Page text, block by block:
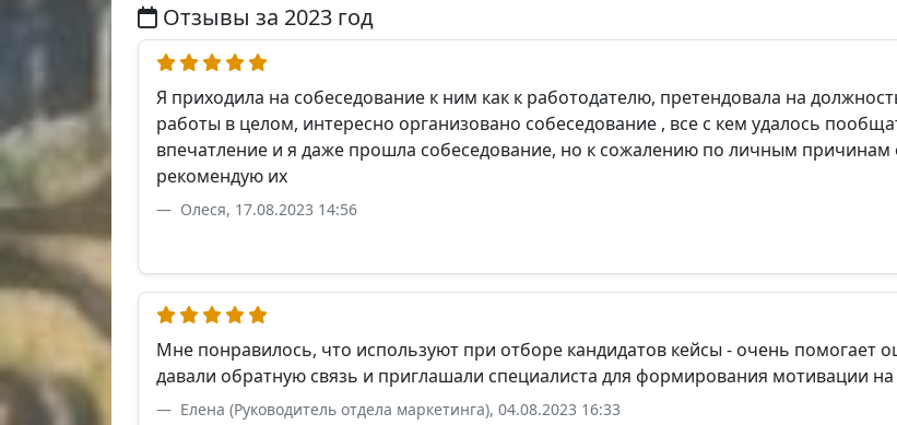
Отзывы за 2023 год
Я приходила на собеседование к ним как к работодателю, претендовала на
работы в целом, интересно организовано собеседование , все с кем удалось
впечатление и я даже прошла собеседование, но к сожалению по личным причинам
рекомендую их
Олеся, 17.08.2023 14:56
Мне понравилось, что используют при отборе кандидатов кейсы - очень помогает
давали обратную связь и приглашали специалиста для формирования мотивации
Елена (Руководитель отдела маркетинга), 04.08.2023 16:33